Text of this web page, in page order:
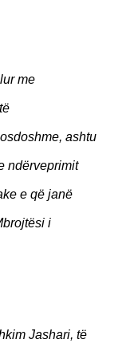
me
ashtu
ndërveprimit
e që janë
i
Jashari, të